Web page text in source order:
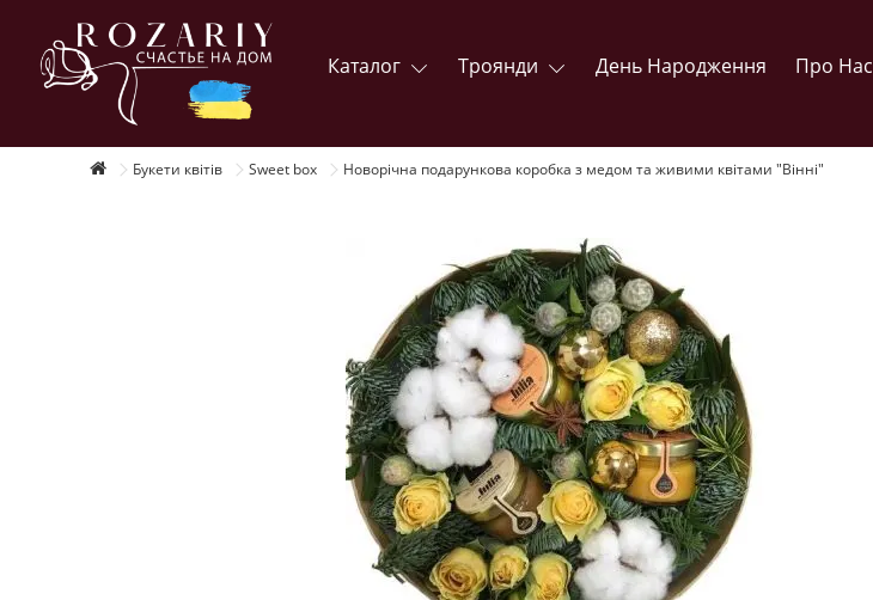
Каталог Троянди День Народження Про Нас
Букети квітів Sweet box Новорічна подарункова коробка з медом та живими квітами "Вінні"